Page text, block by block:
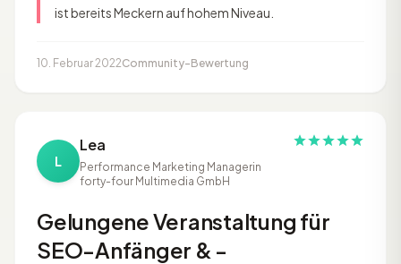
ist bereits Meckern auf hohem Niveau.
10. Februar 2022Community-Bewertung
L
Lea
Performance Marketing Managerin
forty-four Multimedia GmbH
Gelungene Veranstaltung für
SEO-Anfänger & -